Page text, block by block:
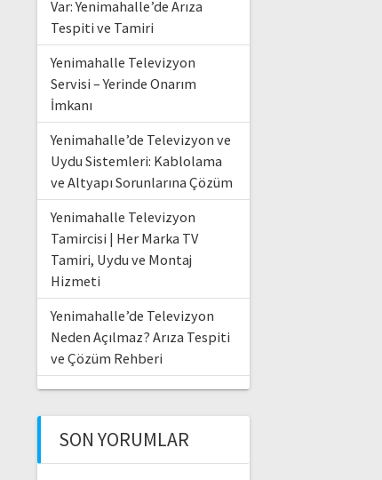
Var: Yenimahalle’de Arıza
Tespiti ve Tamiri
Yenimahalle Televizyon
Servisi – Yerinde Onarım
İmkanı
Yenimahalle’de Televizyon ve
Uydu Sistemleri: Kablolama
ve Altyapı Sorunlarına Çözüm
Yenimahalle Televizyon
Tamircisi | Her Marka TV
Tamiri, Uydu ve Montaj
Hizmeti
Yenimahalle’de Televizyon
Neden Açılmaz? Arıza Tespiti
ve Çözüm Rehberi
SON YORUMLAR